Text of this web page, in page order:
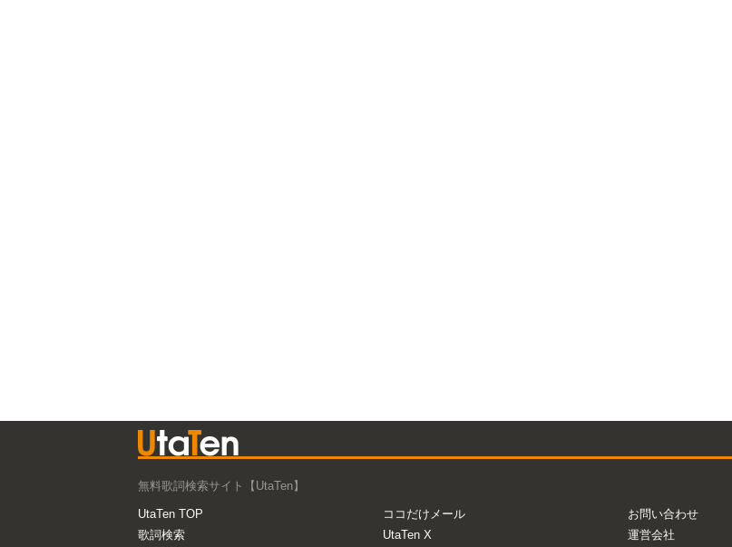
無料歌詞検索サイト【UtaTen】
UtaTen TOP
歌詞検索
ココだけメール
UtaTen X
お問い合わせ
運営会社